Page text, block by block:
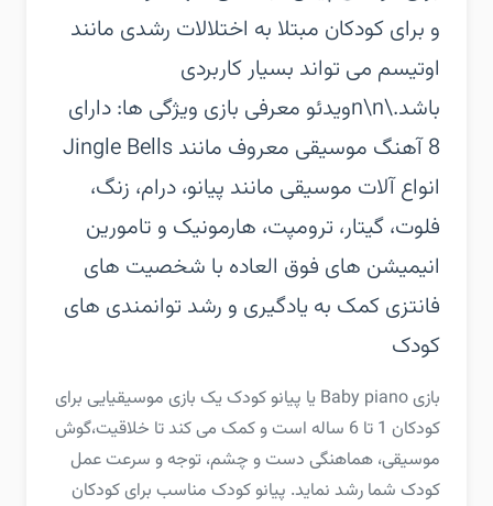
و برای کودکان مبتلا به اختلالات رشدی مانند
اوتیسم می تواند بسیار کاربردی
باشد.\n\nویدئو معرفی بازی‏ ویژگی ها:‏ دارای
انواع آلات موسیقی مانند پیانو، درام، زنگ،
فلوت، گیتار، ترومپت، هارمونیک و تامورین‏
انیمیشن های فوق العاده با شخصیت های
فانتزی‏ کمک به یادگیری و رشد توانمندی های
کودک
‏‏بازی Baby piano یا پیانو کودک یک بازی موسیقیایی برای
کودکان 1 تا 6 ساله است و کمک می کند تا خلاقیت،‌گوش
موسیقی، هماهنگی دست و چشم، توجه و سرعت عمل
کودک شما رشد نماید. پیانو کودک مناسب برای کودکان